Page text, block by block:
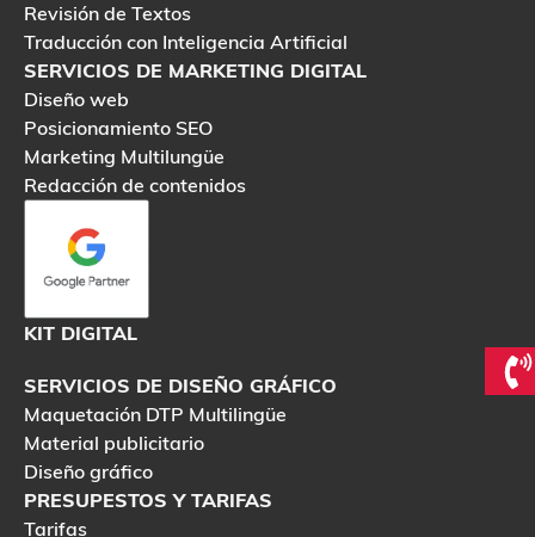
Revisión de Textos
Traducción con Inteligencia Artificial
SERVICIOS DE MARKETING DIGITAL
Diseño web
Posicionamiento SEO
Marketing Multilungüe
Redacción de contenidos
KIT DIGITAL
SERVICIOS DE DISEÑO GRÁFICO
Maquetación DTP Multilingüe
Material publicitario
Diseño gráfico
PRESUPESTOS Y TARIFAS
Tarifas